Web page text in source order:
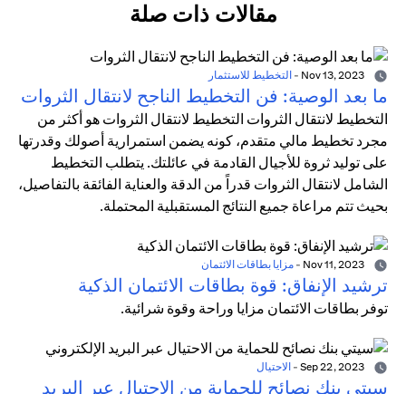
مقالات ذات صلة
- التخطيط للاستثمار
ما بعد الوصية: فن التخطيط الناجح لانتقال الثروات
التخطيط لانتقال الثروات التخطيط لانتقال الثروات هو أكثر من
مجرد تخطيط مالي متقدم، كونه يضمن استمرارية أصولك وقدرتها
على توليد ثروة للأجيال القادمة في عائلتك. يتطلب التخطيط
الشامل لانتقال الثروات قدراً من الدقة والعناية الفائقة بالتفاصيل،
بحيث تتم مراعاة جميع النتائج المستقبلية المحتملة.
- مزايا بطاقات الائتمان
ترشيد الإنفاق: قوة بطاقات الائتمان الذكية
توفر بطاقات الائتمان مزايا وراحة وقوة شرائية.
- الاحتيال
سيتي بنك نصائح للحماية من الاحتيال عبر البريد